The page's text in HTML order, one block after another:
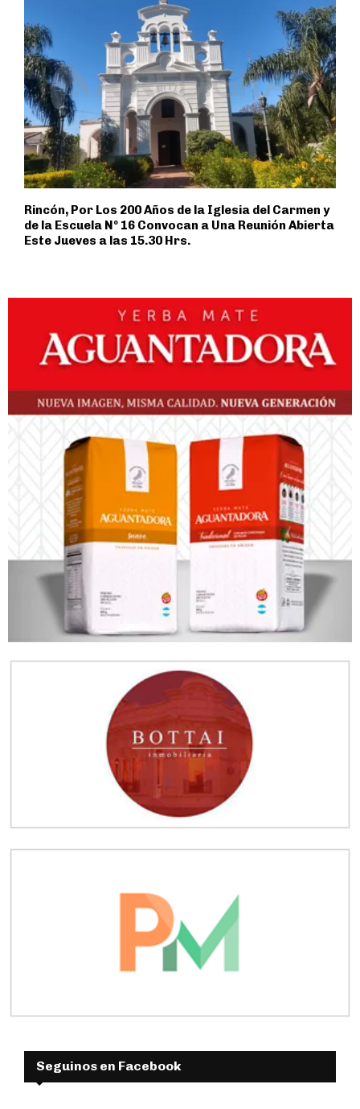
Rincón, Por Los 200 Años de la Iglesia del Carmen y
de la Escuela Nº 16 Convocan a Una Reunión Abierta
Este Jueves a las 15.30 Hrs.
Seguinos en Facebook